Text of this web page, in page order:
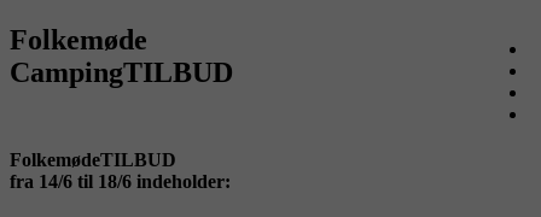
Folkemøde
CampingTILBUD
FolkemødeTILBUD
fra 14/6 til 18/6 indeholder: